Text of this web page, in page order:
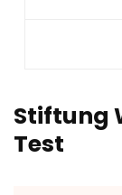
Stiftung
Test